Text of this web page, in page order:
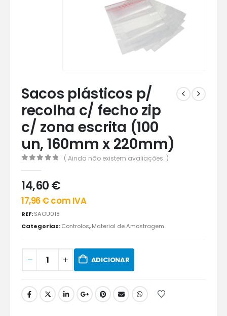
Sacos plásticos p/
recolha c/ fecho zip
c/ zona escrita (100
un, 160mm x 220mm)
( Ainda não existem avaliações. )
14,60€
17,96€com IVA
REF:SAOU018
Categorias:Controlos,Material de Amostragem
ADICIONAR